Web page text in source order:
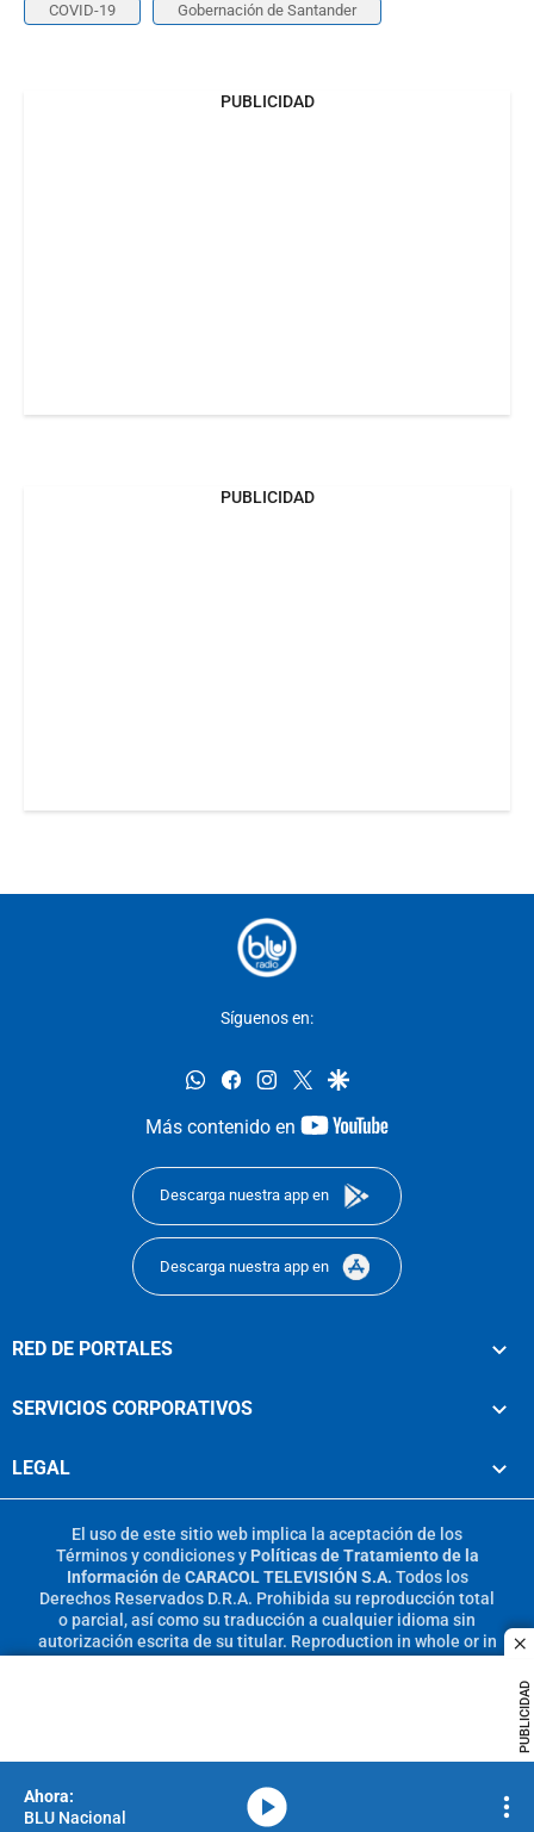
PUBLICIDAD
COVID-19 Gobernación de Santander
PUBLICIDAD
PUBLICIDAD
Síguenos en:
whatsappfacebookinstagram
twittergoogle
Más contenido en
youtube-
Descarga nuestra app en
Descarga nuestra app en
RED DE PORTALES
SERVICIOS CORPORATIVOS
LEGAL
El uso de este sitio web implica la aceptación de los
Términos y condicionesy Políticas de Tratamiento de la
Información de CARACOL TELEVISIÓN S.A. Todos los
Derechos Reservados D.R.A. Prohibida su reproducción total
o parcial, así como su traducción a cualquier idioma sin
autorización escrita de su titular. Reproduction in whole or in
BLU Nacional